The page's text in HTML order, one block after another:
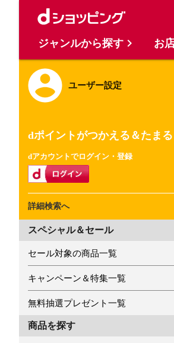
ユーザー設定
dポイントがつかえる＆たまる
dアカウントでログイン・登録
詳細検索へ
スペシャル＆セール
セール対象の商品一覧
キャンペーン＆特集一覧
無料抽選プレゼント一覧
商品を探す
ジャンルから探す お